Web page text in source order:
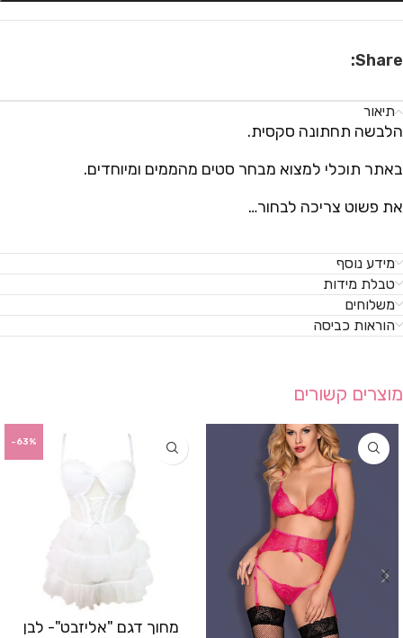
Share:
תיאור
הלבשה תחתונה סקסית.
באתר תוכלי למצוא מבחר סטים מהממים ומיוחדים.
את פשוט צריכה לבחור…
מידע נוסף
טבלת מידות
משלוחים
הוראות כביסה
מוצרים קשורים
-63%
מחוך דגם "אליזבט"- לבן